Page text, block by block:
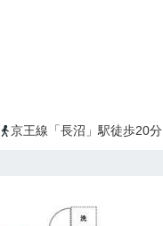
京王線「長沼」駅徒歩20分